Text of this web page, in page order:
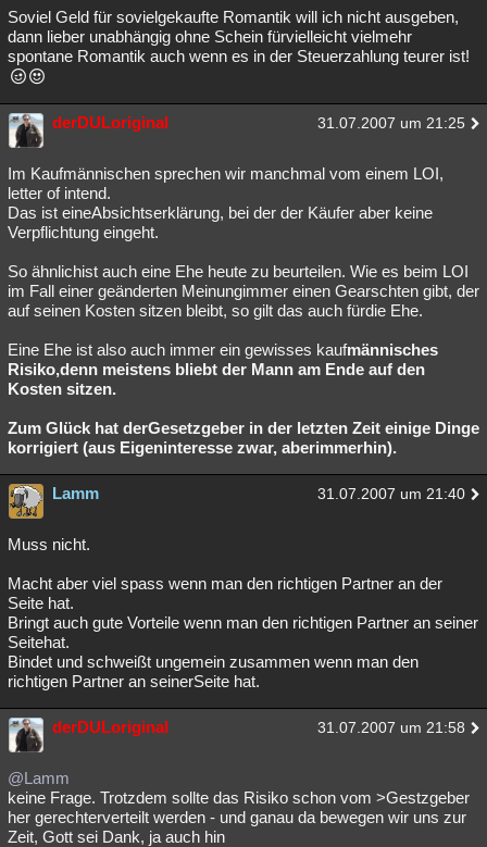
Soviel Geld für sovielgekaufte Romantik will ich nicht ausgeben,
dann lieber unabhängig ohne Schein fürvielleicht vielmehr
spontane Romantik auch wenn es in der Steuerzahlung teurer ist!
derDULoriginal 31.07.2007 um 21:25
Im Kaufmännischen sprechen wir manchmal vom einem LOI,
letter of intend.
Das ist eineAbsichtserklärung, bei der der Käufer aber keine
Verpflichtung eingeht.
So ähnlichist auch eine Ehe heute zu beurteilen. Wie es beim LOI
im Fall einer geänderten Meinungimmer einen Gearschten gibt, der
auf seinen Kosten sitzen bleibt, so gilt das auch fürdie Ehe.
Eine Ehe ist also auch immer ein gewisses kaufmännisches
Risiko,denn meistens bliebt der Mann am Ende auf den
Kosten sitzen.
Zum Glück hat derGesetzgeber in der letzten Zeit einige Dinge
korrigiert (aus Eigeninteresse zwar, aberimmerhin).
Lamm 31.07.2007 um 21:40
Muss nicht.
Macht aber viel spass wenn man den richtigen Partner an der
Seite hat.
Bringt auch gute Vorteile wenn man den richtigen Partner an seiner
Seitehat.
Bindet und schweißt ungemein zusammen wenn man den
richtigen Partner an seinerSeite hat.
derDULoriginal 31.07.2007 um 21:58
@Lamm
keine Frage. Trotzdem sollte das Risiko schon vom >Gestzgeber
her gerechterverteilt werden - und ganau da bewegen wir uns zur
Zeit, Gott sei Dank, ja auch hin